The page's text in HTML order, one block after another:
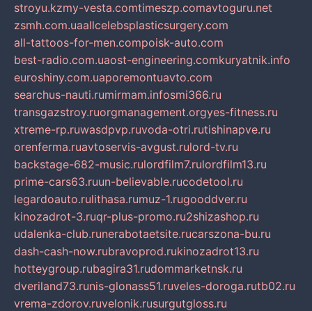
stroyu.kzmy-vesta.comtimeszp.comavtoguru.net
zsmh.com.uaallcelebsplasticsurgery.com
all-tattoos-for-men.compoisk-auto.com
best-radio.com.uaost-engineering.comkuryatnik.info
euroshiny.com.uaporemontuavto.com
searchus-nauti.rumirmam.infosmi366.ru
transgazstroy.ruorgmanagement.orgyes-fitness.ru
xtreme-rp.ruwasdpvp.ruvoda-otri.rutishinapve.ru
orenferma.ruavtoservis-avgust.rulord-tv.ru
backstage-682-music.rulordfilm7.rulordfilm13.ru
prime-cars63.ruun-believable.rucodetool.ru
legardoauto.rulithasa.rumuz-1.rugooddver.ru
kinozadrot-3.ruqr-plus-promo.ru2shizashop.ru
udalenka-club.runerabotaetsite.rucarszona-bu.ru
dash-cash-now.rubravoprod.rukinozadrot13.ru
hotteygroup.rubagira31.rudommarketnsk.ru
dveriland73.runis-glonass51.ruveles-doroga.rutb02.ru
vrema-zdorov.ruvelonik.rusurgutgloss.ru